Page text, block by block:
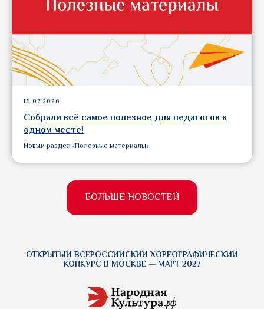
16.07.2026
Собрали всё самое полезное для педагогов в
одном месте!
Новый раздел «Полезные материалы»
БОЛЬШЕ НОВОСТЕЙ
ОТКРЫТЫЙ ВСЕРОССИЙСКИЙ ХОРЕОГРАФИЧЕСКИЙ
КОНКУРС В МОСКВЕ — МАРТ 2027